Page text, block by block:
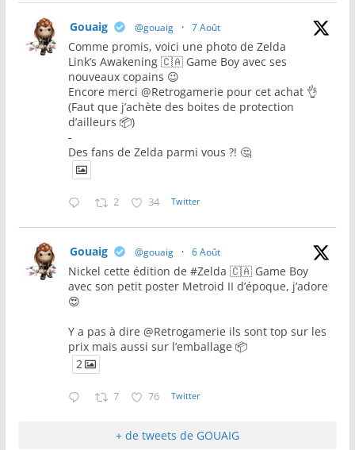
Gouaig @gouaig · 7 Août
Comme promis, voici une photo de Zelda
Link’s Awakening 🇨🇦 Game Boy avec ses
nouveaux copains 😉
Encore merci @Retrogamerie pour cet achat 👌
(Faut que j’achète des boites de protection
d’ailleurs 📦)
-
Des fans de Zelda parmi vous ?! 🤔
2 34 Twitter
Gouaig @gouaig · 6 Août
Nickel cette édition de #Zelda 🇨🇦 Game Boy
avec son petit poster Metroid II d’époque, j’adore
😍
Y a pas à dire @Retrogamerie ils sont top sur les
prix mais aussi sur l’emballage 📦
2
7 76 Twitter
+ de tweets de GOUAIG